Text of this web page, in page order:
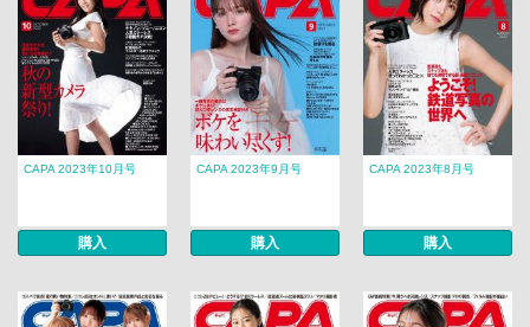
CAPA 2023年10月号
購入
CAPA 2023年9月号
購入
CAPA 2023年8月号
購入